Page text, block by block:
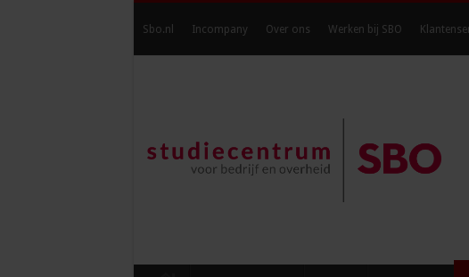
Sbo.nl Incompany Over ons Werken bij SBO